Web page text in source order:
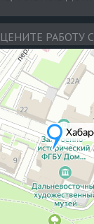
РАБОТУ